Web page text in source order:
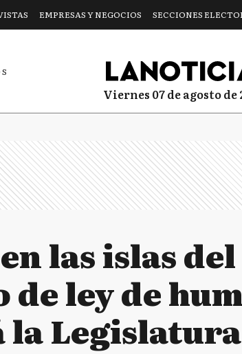
EMPRESAS Y NEGOCIOS SECCIONES
viernes 07 de agosto de
las islas
ley de